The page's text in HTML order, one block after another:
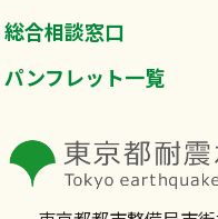
総合相談窓口
パンフレット一覧